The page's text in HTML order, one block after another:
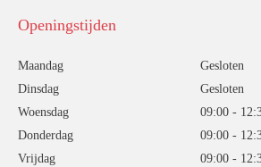
Openingstijden
Maandag
Gesloten
Dinsdag
Gesloten
Woensdag
09:00 -
Donderdag
09:00 -
Vrijdag
09:00 -